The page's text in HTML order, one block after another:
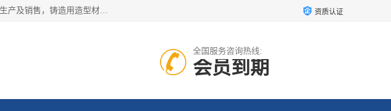
宁津县博涵机械有限公司成立于2016年，注册地位于山东省德州市。经营范围包括：机械设备研发、生产及销售，铸造用造型材料生产、销售，玻璃纤维及制品制造、销售，汽车零配件零售，机械零件、零部件加工，机械零件、零部件销售等；主要产品有：纤维过滤网,陶瓷过滤器,泡沫陶瓷过滤器,耐高温纤维过滤器,铸铁过滤器,铸铜过滤网,铸铝过滤网,铝轮毂过滤网,高效过滤网,高效陶瓷过滤网,高效纤维过滤网。 资质认证
全国服务咨询热线:
会员到期